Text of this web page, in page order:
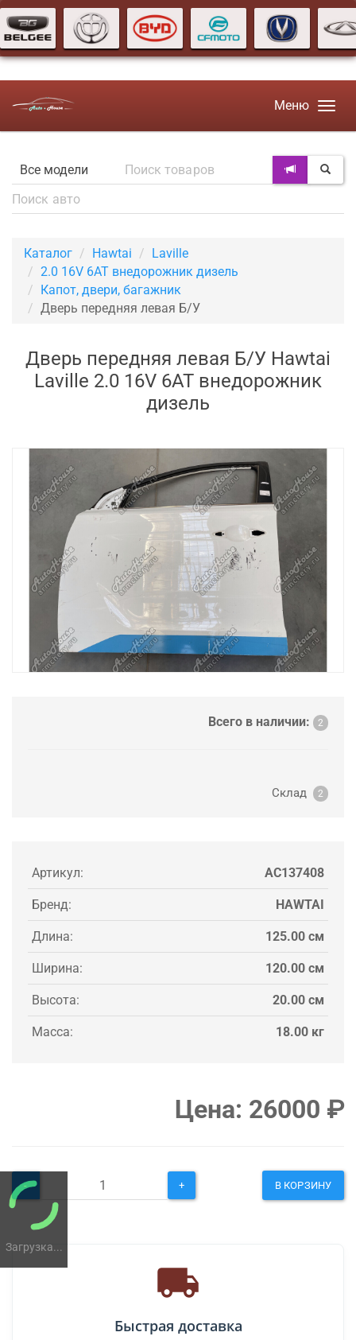
Загрузка...
Меню
Каталог Hawtai
Laville
2.0 16V 6AT внедорожник дизель
Капот, двери, багажник
Дверь передняя левая Б/У
Дверь передняя левая Б/У Hawtai
Laville 2.0 16V 6AT внедорожник
дизель
Всего в наличии: 2
Склад 2
Артикул: AC137408
Бренд: HAWTAI
Длина: 125.00 см
Ширина: 120.00 см
Высота: 20.00 см
Масса: 18.00 кг
Цена: 26000 ₽
- + В КОРЗИНУ
Быстрая доставка